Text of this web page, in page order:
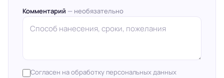
Комментарий — необязательно
Согласен на обработку персональных данных